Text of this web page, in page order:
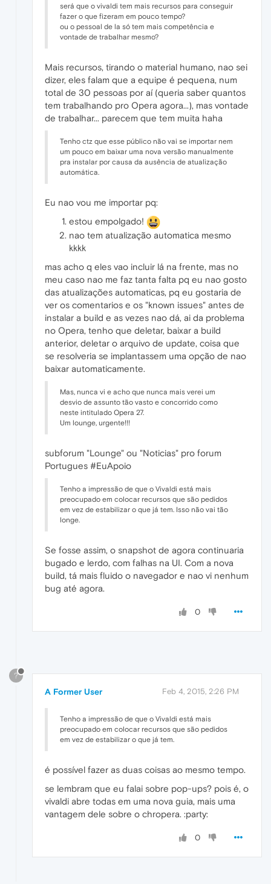
será que o vivaldi tem mais recursos para conseguir
fazer o que fizeram em pouco tempo?
ou o pessoal de la só tem mais competência e
vontade de trabalhar mesmo?
Mais recursos, tirando o material humano, nao sei
dizer, eles falam que a equipe é pequena, num
total de 30 pessoas por aí (queria saber quantos
tem trabalhando pro Opera agora...), mas vontade
de trabalhar... parecem que tem muita haha
Tenho ctz que esse público não vai se importar nem
um pouco em baixar uma nova versão manualmente
pra instalar por causa da ausência de atualização
automática.
Eu nao vou me importar pq:
estou empolgado!
nao tem atualização automatica mesmo
kkkk
mas acho q eles vao incluir lá na frente, mas no
meu caso nao me faz tanta falta pq eu nao gosto
das atualizações automaticas, pq eu gostaria de
ver os comentarios e os "known issues" antes de
instalar a build e as vezes nao dá, ai da problema
no Opera, tenho que deletar, baixar a build
anterior, deletar o arquivo de update, coisa que
se resolveria se implantassem uma opção de nao
baixar automaticamente.
Mas, nunca vi e acho que nunca mais verei um
desvio de assunto tão vasto e concorrido como
neste intitulado Opera 27.
Um lounge, urgente!!!
subforum "Lounge" ou "Noticias" pro forum
Portugues #EuApoio
Tenho a impressão de que o Vivaldi está mais
preocupado em colocar recursos que são pedidos
em vez de estabilizar o que já tem. Isso não vai tão
longe.
Se fosse assim, o snapshot de agora continuaria
bugado e lerdo, com falhas na UI. Com a nova
build, tá mais fluido o navegador e nao vi nenhum
bug até agora.
0
?
A Former User Feb 4, 2015, 2:26 PM
Tenho a impressão de que o Vivaldi está mais
preocupado em colocar recursos que são pedidos
em vez de estabilizar o que já tem.
é possível fazer as duas coisas ao mesmo tempo.
se lembram que eu falai sobre pop-ups? pois é, o
vivaldi abre todas em uma nova guia, mais uma
vantagem dele sobre o chropera. :party:
0